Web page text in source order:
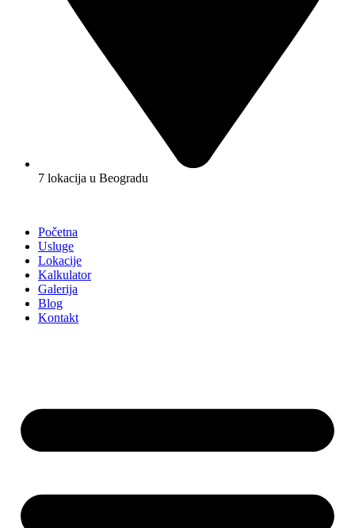
7 lokacija u Beogradu
Početna
Usluge
Lokacije
Kalkulator
Galerija
Blog
Kontakt